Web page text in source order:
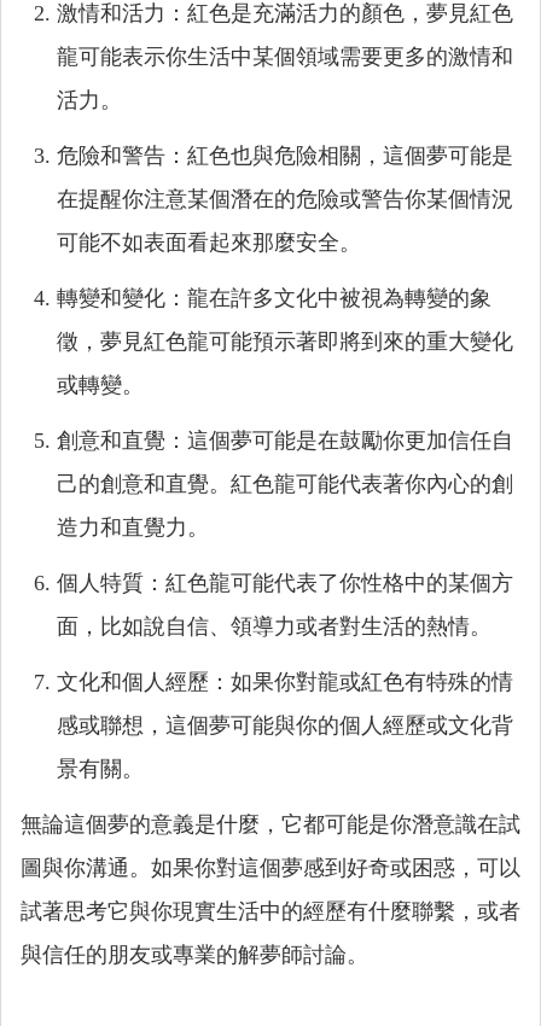
激情和活力：紅色是充滿活力的顏色，夢見紅色
龍可能表示你生活中某個領域需要更多的激情和
活力。
危險和警告：紅色也與危險相關，這個夢可能是
在提醒你注意某個潛在的危險或警告你某個情況
可能不如表面看起來那麼安全。
轉變和變化：龍在許多文化中被視為轉變的象
徵，夢見紅色龍可能預示著即將到來的重大變化
或轉變。
創意和直覺：這個夢可能是在鼓勵你更加信任自
己的創意和直覺。紅色龍可能代表著你內心的創
造力和直覺力。
個人特質：紅色龍可能代表了你性格中的某個方
面，比如說自信、領導力或者對生活的熱情。
文化和個人經歷：如果你對龍或紅色有特殊的情
感或聯想，這個夢可能與你的個人經歷或文化背
景有關。
無論這個夢的意義是什麼，它都可能是你潛意識在試
圖與你溝通。如果你對這個夢感到好奇或困惑，可以
試著思考它與你現實生活中的經歷有什麼聯繫，或者
與信任的朋友或專業的解夢師討論。